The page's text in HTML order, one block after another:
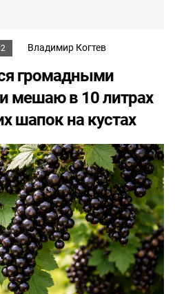
Владимир Когтев
громадными
мешаю в 10 литрах
шапок на кустах